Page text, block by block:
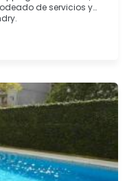
de servicios y